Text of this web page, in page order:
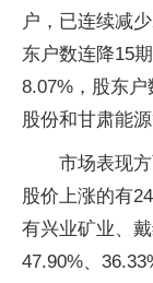
户，已连续减
东户数连降15
8.07%，股东
股份和甘肃能源
市场表现
股价上涨的有
有兴业矿业、
47.90%、